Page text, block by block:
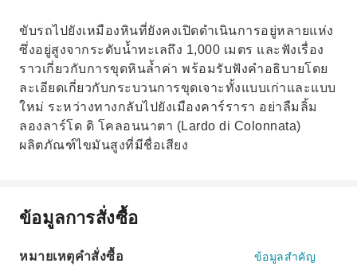
ขับรถไปยังเหมืองหินที่ยังคงเปิดดำเนินการอยู่หลายแห่ง
ซึ่งอยู่สูงจากระดับน้ำทะเลถึง 1,000 เมตร และฟังเรื่อง
ราวเกี่ยวกับการขุดหินล้ำค่า พร้อมรับฟังคำอธิบายโดย
ละเอียดเกี่ยวกับกระบวนการขุดเจาะทั้งแบบเก่าและแบบ
ใหม่ ระหว่างทางกลับไปยังเมืองคาร์รารา อย่าลืมลิ้ม
ลองลาร์โด ดิ โคลอนนาตา (Lardo di Colonnata)
ผลิตภัณฑ์ไขมันสูงที่มีชื่อเสียง
ข้อมูลการสั่งซื้อ
หมายเหตุคำสั่งซื้อ ข้อมูลสำคัญ